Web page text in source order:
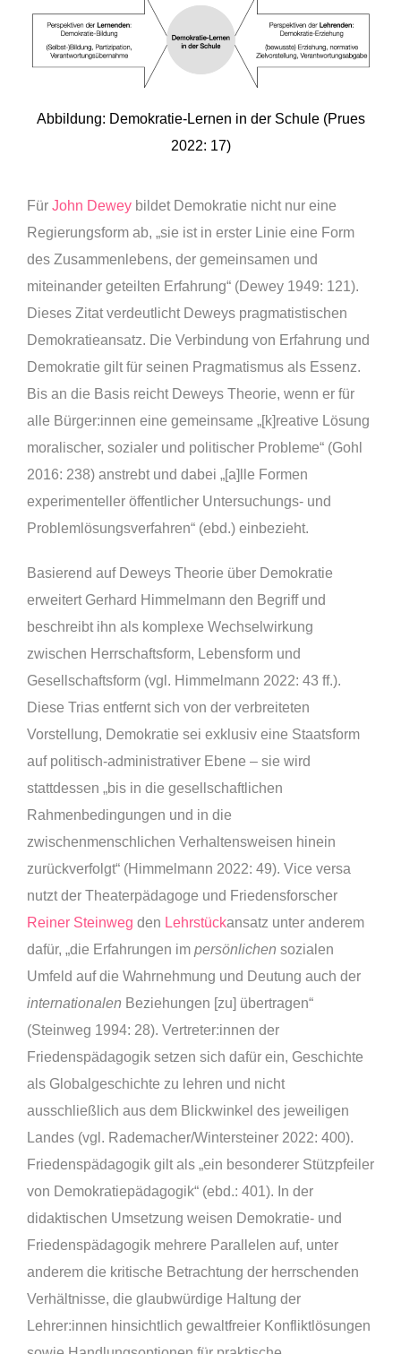
Abbildung: Demokratie-Lernen in der Schule (Prues
2022: 17)
Für John Dewey bildet Demokratie nicht nur eine
Regierungsform ab, „sie ist in erster Linie eine Form
des Zusammenlebens, der gemeinsamen und
miteinander geteilten Erfahrung“ (Dewey 1949: 121).
Dieses Zitat verdeutlicht Deweys pragmatistischen
Demokratieansatz. Die Verbindung von Erfahrung und
Demokratie gilt für seinen Pragmatismus als Essenz.
Bis an die Basis reicht Deweys Theorie, wenn er für
alle Bürger:innen eine gemeinsame „[k]reative Lösung
moralischer, sozialer und politischer Probleme“ (Gohl
2016: 238) anstrebt und dabei „[a]lle Formen
experimenteller öffentlicher Untersuchungs- und
Problemlösungsverfahren“ (ebd.) einbezieht.
Basierend auf Deweys Theorie über Demokratie
erweitert Gerhard Himmelmann den Begriff und
beschreibt ihn als komplexe Wechselwirkung
zwischen Herrschaftsform, Lebensform und
Gesellschaftsform (vgl. Himmelmann 2022: 43 ff.).
Diese Trias entfernt sich von der verbreiteten
Vorstellung, Demokratie sei exklusiv eine Staatsform
auf politisch-administrativer Ebene – sie wird
stattdessen „bis in die gesellschaftlichen
Rahmenbedingungen und in die
zwischenmenschlichen Verhaltensweisen hinein
zurückverfolgt“ (Himmelmann 2022: 49). Vice versa
nutzt der Theaterpädagoge und Friedensforscher
Reiner Steinweg den Lehrstückansatz unter anderem
dafür, „die Erfahrungen im persönlichen sozialen
Umfeld auf die Wahrnehmung und Deutung auch der
internationalen Beziehungen [zu] übertragen“
(Steinweg 1994: 28). Vertreter:innen der
Friedenspädagogik setzen sich dafür ein, Geschichte
als Globalgeschichte zu lehren und nicht
ausschließlich aus dem Blickwinkel des jeweiligen
Landes (vgl. Rademacher/Wintersteiner 2022: 400).
Friedenspädagogik gilt als „ein besonderer Stützpfeiler
von Demokratiepädagogik“ (ebd.: 401). In der
didaktischen Umsetzung weisen Demokratie- und
Friedenspädagogik mehrere Parallelen auf, unter
anderem die kritische Betrachtung der herrschenden
Verhältnisse, die glaubwürdige Haltung der
Lehrer:innen hinsichtlich gewaltfreier Konfliktlösungen